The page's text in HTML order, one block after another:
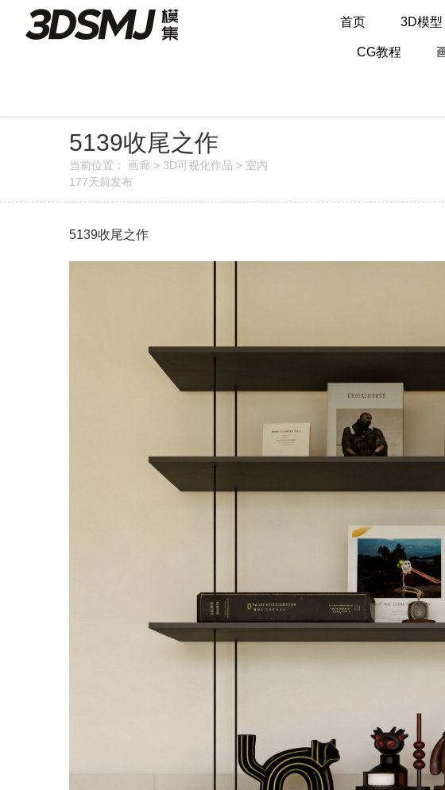
首页 3D模型
CG教程
5139收尾之作
当前位置： 画廊 > 3D可视化作品 > 室内
177天前发布
5139收尾之作